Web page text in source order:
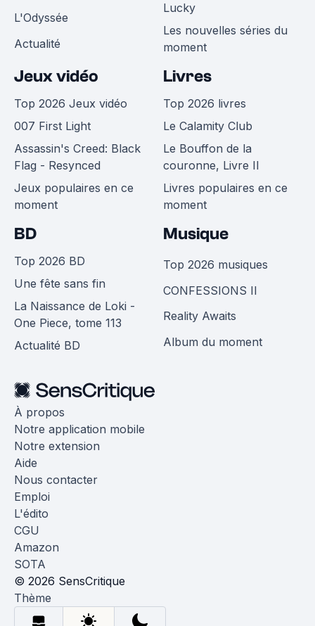
L'Odyssée
Actualité
Lucky
Les nouvelles séries du
moment
Jeux vidéo
Top 2026 Jeux vidéo
007 First Light
Assassin's Creed: Black
Flag - Resynced
Jeux populaires en ce
moment
Livres
Top 2026 livres
Le Calamity Club
Le Bouffon de la
couronne, Livre II
Livres populaires en ce
moment
BD
Top 2026 BD
Une fête sans fin
La Naissance de Loki -
One Piece, tome 113
Actualité BD
Musique
Top 2026 musiques
CONFESSIONS II
Reality Awaits
Album du moment
À propos
Notre application mobile
Notre extension
Aide
Nous contacter
Emploi
L'édito
CGU
Amazon
SOTA
© 2026 SensCritique
Thème